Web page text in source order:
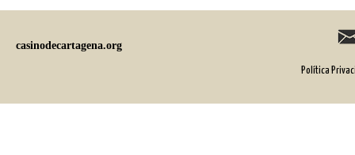
casinodecartagena.org
Política